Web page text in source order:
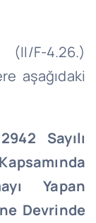
F-4.26.)
aşağıdaki
Sayılı
Yapan
Devrinde